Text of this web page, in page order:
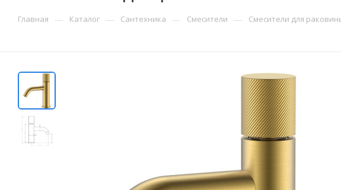
Главная — Каталог — Сантехника — Смесители — Смесители для